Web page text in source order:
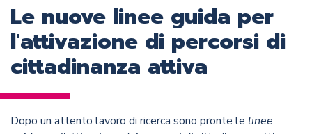
Le nuove linee guida per
l'attivazione di percorsi di
cittadinanza attiva
Dopo un attento lavoro di ricerca sono pronte le linee